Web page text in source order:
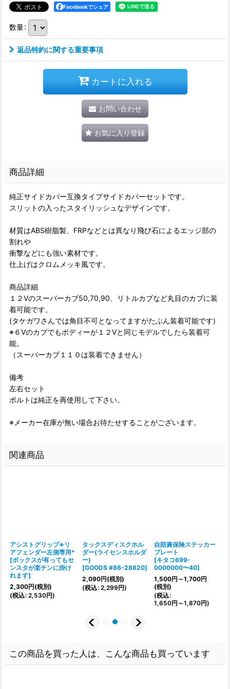
Facebookでシェア
数量:
返品特約に関する重要事項
カートに入れる
お問い合わせ
お気に入り登録
商品詳細
純正サイドカバー互換タイプサイドカバーセットです。
スリットの入ったスタイリッシュなデザインです。
材質はABS樹脂製、FRPなどとは異なり飛び石によるエッジ部の
割れや
衝撃などにも強い素材です。
仕上げはクロムメッキ風です。
商品詳細
１２Vのスーパーカブ50,70,90、リトルカブなど丸目のカブに装
着可能です。
(タケガワさんでは角目不可となってますがたぶん装着可能です)
※６Vのカブでもボディーが１２Vと同じモデルでしたら装着可
能。
（スーパーカブ１１０は装着できません）
備考
左右セット
ボルトは純正を再使用して下さい。
※メーカー在庫が無い場合お待たせすることがございます。
関連商品
アシストグリップ※リ
アフェンダー左側専用*
[ボックスが有ってもセ
ンスタが楽チンに掛け
れます]
2,300円(税別)
(税込: 2,530円)
タックスディスクホル
ダー(ライセンスホルダ
ー)
[GOODS #86-28820]
2,090円(税別)
(税込: 2,299円)
自賠責保険ステッカー
プレート
[キタコ699-
0000000〜40]
1,500円 ～1,700円
(税別)
(税込:
1,650円 ～1,870円)
この商品を買った人は、こんな商品も買っています